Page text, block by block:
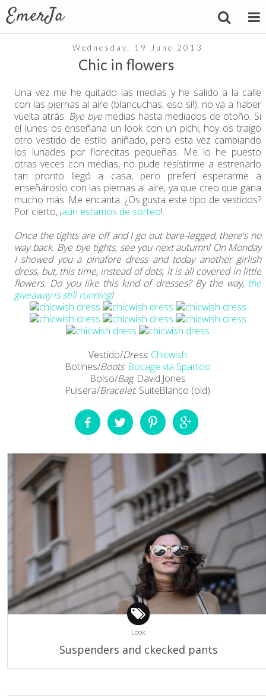
Wednesday, 19 June 2013
Chic in flowers
Una vez me he quitado las medias y he salido a la calle
con las piernas al aire (blancuchas, eso sí!), no va a haber
vuelta atrás. Bye bye medias hasta mediados de otoño. Si
el lunes os enseñana un look con un pichi, hoy os traigo
otro vestido de estilo aniñado, pero esta vez cambiando
los lunades por florecitas pequeñas. Me lo he puesto
otras veces con medias, no pude resistirme a estrenarlo
tan pronto llegó a casa, pero preferí esperarme a
enseñároslo con las piernas al aire, ya que creo que gana
mucho más. Me encanta. ¿Os gusta este tipo de vestidos?
Por cierto, ¡aún estamos de sorteo!
Once the tights are off and I go out bare-legged, there's no
way back. Bye bye tights, see you next autumn! On Monday
I showed you a pinafore dress and today another girlish
dress, but, this time, instead of dots, it is all covered in little
flowers. Do you like this kind of dresses? By the way, the
giveaway is still running!
Vestido/Dress: Chicwish
Botines/Boots: Bocage via Spartoo
Bolso/Bag: David Jones
Pulsera/Bracelet: SuiteBlanco (old)
Look
Suspenders and ckecked pants